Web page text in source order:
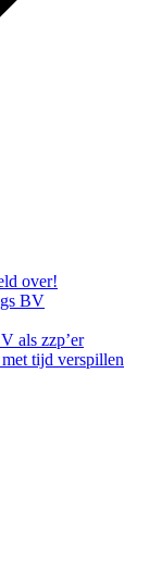
over!
BV
als zzp’er
tijd verspillen